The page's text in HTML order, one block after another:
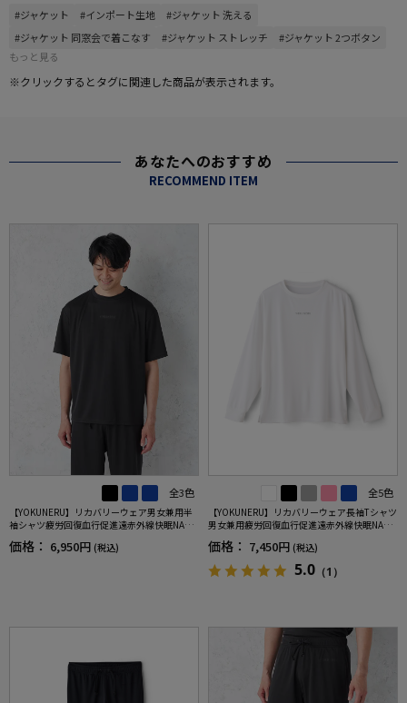
#ジャケット #インポート生地
#ジャケット 洗える
#ジャケット 同窓会で着こなす
#ジャケット ストレッチ
#ジャケット 2つボタン
もっと見る
※クリックするとタグに関連した商品が表示されます。
あなたへのおすすめ
RECOMMEND ITEM
全3色
【YOKUNERU】リカバリーウェア男女兼用半
袖シャツ疲労回復血行促進遠赤外線快眠NANO
MIX(R)【一般医療機器】SS～LLサイズ
価格： 6,950円 (税込)
全5色
【YOKUNERU】リカバリーウェア長袖Tシャツ
男女兼用疲労回復血行促進遠赤外線快眠NANO
MIX(R)【一般医療機器】SS～LLサイズ
価格： 7,450円 (税込)
5.0 （1）